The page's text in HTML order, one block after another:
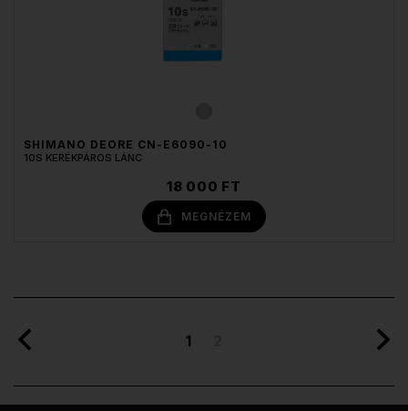
SHIMANO DEORE CN-E6090-10
10S KERÉKPÁROS LÁNC
18 000 FT
MEGNÉZEM
1